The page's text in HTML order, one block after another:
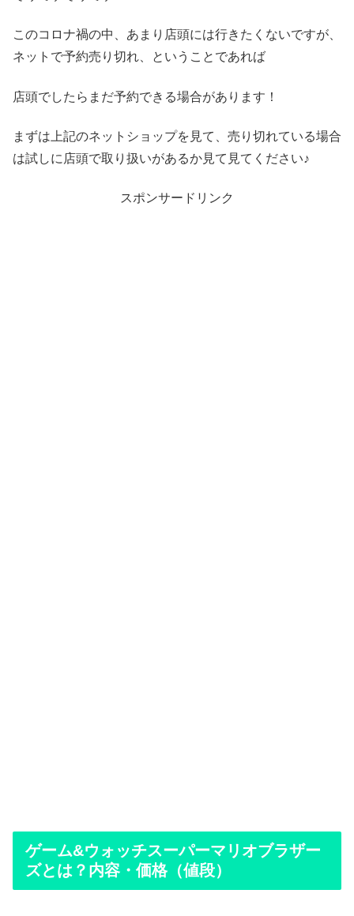
このコロナ禍の中、あまり店頭には行きたくないですが、
ネットで予約売り切れ、ということであれば
店頭でしたらまだ予約できる場合があります！
まずは上記のネットショップを見て、売り切れている場合
は試しに店頭で取り扱いがあるか見て見てください♪
スポンサードリンク
ゲーム&ウォッチスーパーマリオブラザー
ズとは？内容・価格（値段）